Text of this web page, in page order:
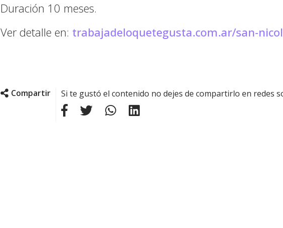
Duración 10 meses.
Ver detalle en: trabajadeloquetegusta.com.ar/san-
Compartir Si te gustó el contenido no dejes de compartirlo en redes